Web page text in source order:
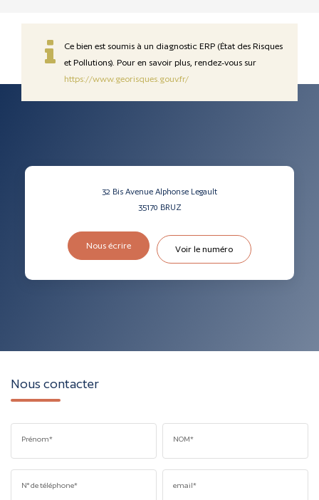
Ce bien est soumis à un diagnostic ERP (État des Risques
et Pollutions). Pour en savoir plus, rendez-vous sur
https://www.georisques.gouv.fr/
32 Bis Avenue Alphonse Legault
35170 BRUZ
Nous écrire Voir le numéro
Nous contacter
Prénom* NOM*
N° de téléphone* email*